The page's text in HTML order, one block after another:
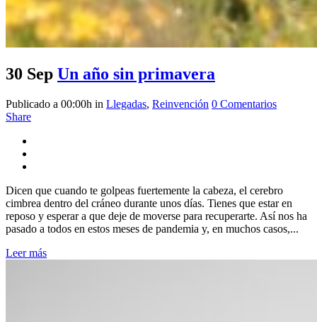
30 Sep Un año sin primavera
Publicado a 00:00h in Llegadas, Reinvención 0 Comentarios
Share
Dicen que cuando te golpeas fuertemente la cabeza, el cerebro
cimbrea dentro del cráneo durante unos días. Tienes que estar en
reposo y esperar a que deje de moverse para recuperarte. Así nos ha
pasado a todos en estos meses de pandemia y, en muchos casos,...
Leer más